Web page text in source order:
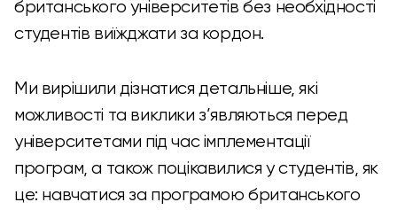
британського університетів без необхідності
студентів виїжджати за кордон.
Ми вирішили дізнатися детальніше, які
можливості та виклики з’являються перед
університетами під час імплементації
програм, а також поцікавилися у студентів, як
це: навчатися за програмою британського